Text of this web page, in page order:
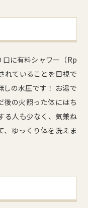
に有料シャワー（Rp
れていることを目視で
しの水圧です！ お湯で
後の火照った体にはち
る人も少なく、気兼ね
、ゆっくり体を洗えま